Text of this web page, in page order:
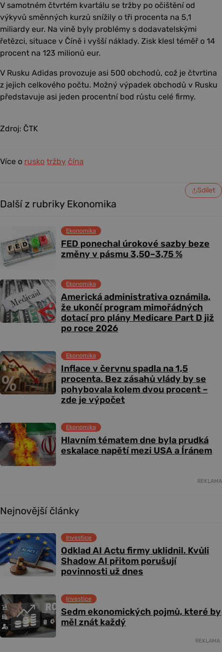
V samotném čtvrtém kvartálu se tržby po očištění od
výkyvů směnných kurzů snížily o tři procenta na 5,1
miliardy eur. Na vině byly problémy s dodavatelskými
řetězci, situace v Číně i vyšší náklady. Zisk klesl téměř o 14
procent na 123 milionů eur.
V Rusku Adidas provozuje asi 500 obchodů, což je čtvrtina
z jejich celkového počtu. Možný výpadek obchodů v Rusku
představuje asi jeden procentní bod růstu celé firmy.
Zdroj: ČTK
Více o rusko tržby čína
Sdílet
Další z rubriky Ekonomika
FED ponechal úrokové sazby beze
změny v pásmu 3,50–3,75 %
Ekonomika
Americká administrativa oznámila,
že ukončí program mimořádných
dotací pro plány Medicare Part D již
po roce 2026
Ekonomika
Inflace v červnu spadla na 1,5
procenta. Bez zásahů vlády by se
pohybovala kolem dvou procent –
zde je výpočet
Ekonomika
Hlavním tématem dne byla prudká
eskalace napětí mezi USA a Íránem
Ekonomika
REKLAMA
Nejnovější články
Odklad AI Actu firmy uklidnil. Kvůli
Shadow AI přitom porušují
povinnosti už dnes
Investice
Sedm ekonomických pojmů, které by
měl znát každý
Investice
REKLAMA